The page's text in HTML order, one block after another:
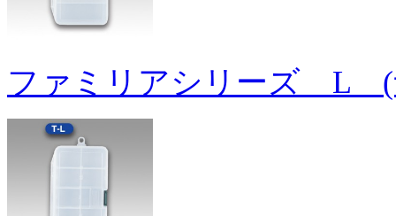
ファミリアシリーズ L (